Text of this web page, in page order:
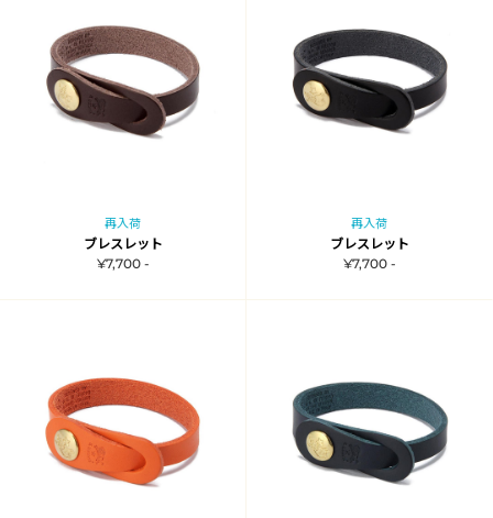
再入荷
ブレスレット
¥7,700 -
再入荷
ブレスレット
¥7,700 -